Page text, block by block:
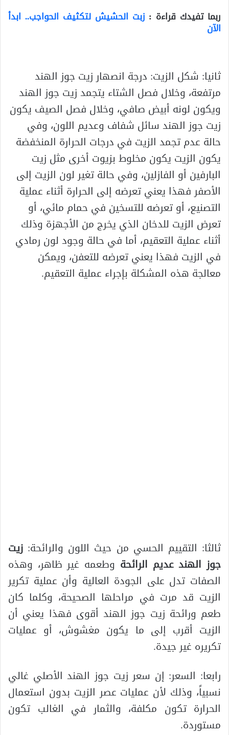
ربما تفيدك قراءة : زبت الحشيش لتكثيف الحواجب.. ابدأ
الآن
ثانيا: شكل الزيت: درجة انصهار زيت جوز الهند
مرتفعة، وخلال فصل الشتاء يتجمد زيت جوز الهند
ويكون لونه أبيض صافي، وخلال فصل الصيف يكون
زيت جوز الهند سائل شفاف وعديم اللون، وفي
حالة عدم تجمد الزيت في درجات الحرارة المنخفضة
يكون الزيت يكون مخلوط بزيوت أخرى مثل زيت
البارفين أو الفازلين، وفي حالة تغير لون الزيت إلى
الأصفر فهذا يعني تعرضه إلى الحرارة أثناء عملية
التصنيع، أو تعرضه للتسخين في حمام مائي، أو
تعرض الزيت للدخان الذي يخرج من الأجهزة وذلك
أثناء عملية التعقيم، أما في حالة وجود لون رمادي
في الزيت فهذا يعني تعرضه للتعفن، ويمكن
معالجة هذه المشكلة بإجراء عملية التعقيم.
ثالثا: التقييم الحسي من حيث اللون والرائحة: زيت
جوز الهند عديم الرائحة وطعمه غير ظاهر، وهذه
الصفات تدل على الجودة العالية وأن عملية تكرير
الزيت قد مرت في مراحلها الصحيحة، وكلما كان
طعم ورائحة زيت جوز الهند أقوى فهذا يعني أن
الزيت أقرب إلى ما يكون مغشوش، أو عمليات
تكريره غير جيدة.
رابعا: السعر: إن سعر زيت جوز الهند الأصلي غالي
نسبياً، وذلك لأن عمليات عصر الزيت بدون استعمال
الحرارة تكون مكلفة، والثمار في الغالب تكون
مستوردة.